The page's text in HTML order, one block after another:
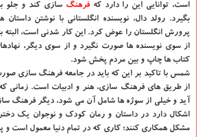
است، توانایی این را دارد کهفرهنگ سازی کند و جلو
بگیرد. رولد دال، نویسنده انگلستانی با نوشتن
پرورش انگلستان را عوض کرد. این کار شدنی است،
از سوی نویسنده ها صورت نگیرد و از سوی دیگر،
کتاب ها چاپ و بین مردم پخش شود.
شمس با تاکید بر این که باید در جامعه فرهنگ سازی
از طریق های فرهنگ سازی، هنر و ادبیات است. زمانی
آید و خیلی از سوژه ها شامل آن می شود، دیگر فرهنگ
اشکال دارد در داستان و رمان کودک و نوجوان یک
مشکل همکاری کنند؛ کاری که در تمام دنیا معمول است